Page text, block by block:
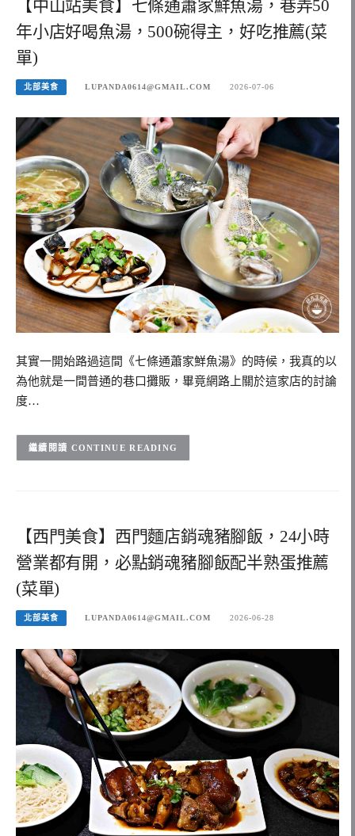
【中山站美食】七條通蕭家鮮魚湯，巷弄50
年小店好喝魚湯，500碗得主，好吃推薦(菜
單)
北部美食 LUPANDA0614@GMAIL.COM 2026-07-06
其實一開始路過這間《七條通蕭家鮮魚湯》的時候，我真的以
為他就是一間普通的巷口攤販，畢竟網路上關於這家店的討論
度…
CONTINUE READING
【西門美食】西門麵店銷魂豬腳飯，24小時
營業都有開，必點銷魂豬腳飯配半熟蛋推薦
(菜單)
北部美食 LUPANDA0614@GMAIL.COM 2026-06-28